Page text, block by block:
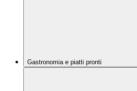
Gastronomia e piatti pronti